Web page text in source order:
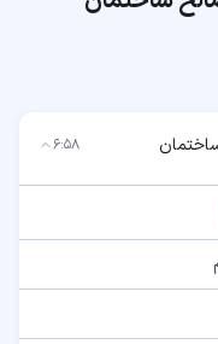
6:58